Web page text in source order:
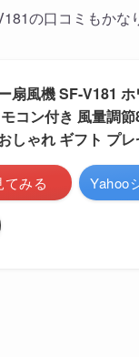
の口コミもか
扇風機 SF-V181
コン付き 風量調
しゃれ ギフト プ
みる Yahoo